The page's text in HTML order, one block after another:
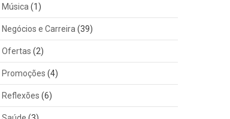
Música (1)
Negócios e Carreira (39)
Ofertas (2)
Promoções (4)
Reflexões (6)